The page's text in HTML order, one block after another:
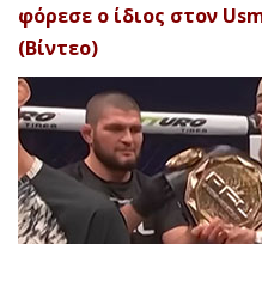
φόρεσε ο ίδιος στον
(Βίντεο)